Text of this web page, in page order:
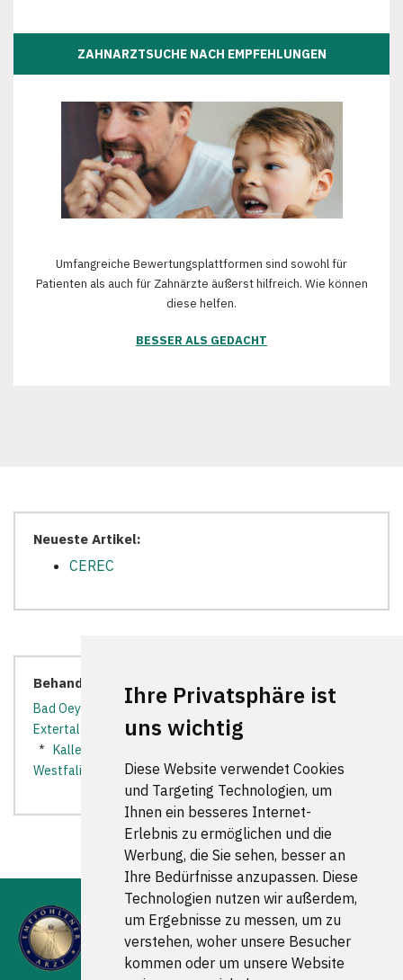
Ihre Privatsphäre ist
uns wichtig
Diese Website verwendet Cookies
und Targeting Technologien, um
Ihnen ein besseres Internet-
Erlebnis zu ermöglichen und die
Werbung, die Sie sehen, besser an
Ihre Bedürfnisse anzupassen. Diese
Technologien nutzen wir außerdem,
um Ergebnisse zu messen, um zu
verstehen, woher unsere Besucher
kommen oder um unsere Website
ZAHNARZTSUCHE NACH EMPFEHLUNGEN
Umfangreiche Bewertungsplattformen sind sowohl für
Patienten als auch für Zahnärzte äußerst hilfreich. Wie können
diese helfen.
BESSER ALS GEDACHT
Neueste Artikel:
CEREC
Behandler in der Nähe:
Bad Oeynhausen *Bückeburg
Extertal
Herford*Hiddenhausen
*
Kalletal
Westfalica
Rinteln*